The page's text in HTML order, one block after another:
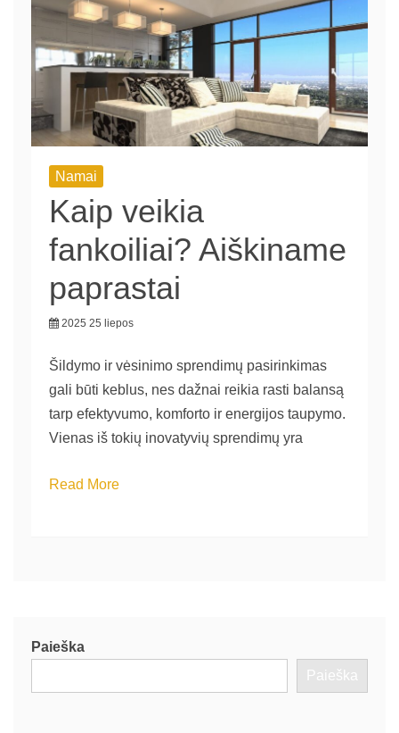
Namai
Kaip veikia
fankoiliai? Aiškiname
paprastai
2025 25 liepos
Šildymo ir vėsinimo sprendimų pasirinkimas
gali būti keblus, nes dažnai reikia rasti balansą
tarp efektyvumo, komforto ir energijos taupymo.
Vienas iš tokių inovatyvių sprendimų yra
Read More
Paieška
Paieška